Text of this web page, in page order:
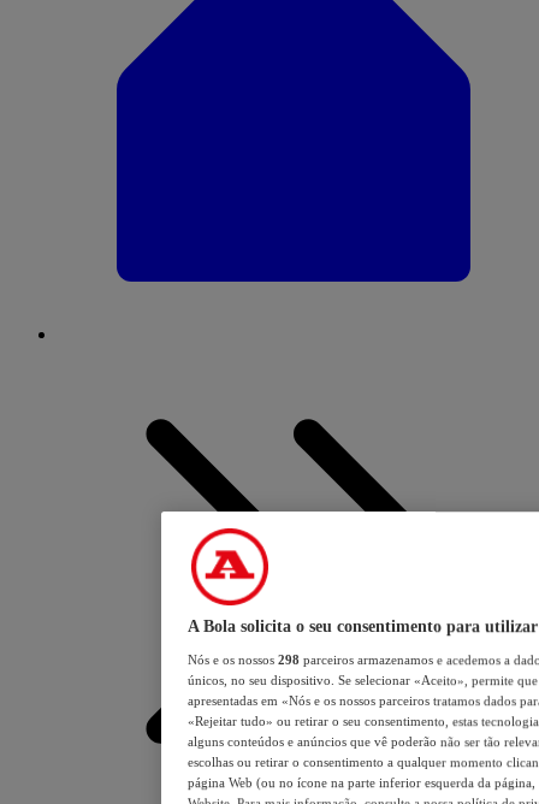
A Bola solicita o seu consentimento para utilizar
Nós e os nossos 298 parceiros armazenamos e acedemos a
únicos, no seu dispositivo. Se selecionar «Aceito», permite
apresentadas em «Nós e os nossos parceiros tratamos dados
«Rejeitar tudo» ou retirar o seu consentimento, estas
alguns conteúdos e anúncios que vê poderão não ser tão
escolhas ou retirar o consentimento a qualquer momento
página Web (ou no ícone na parte inferior esquerda da página,